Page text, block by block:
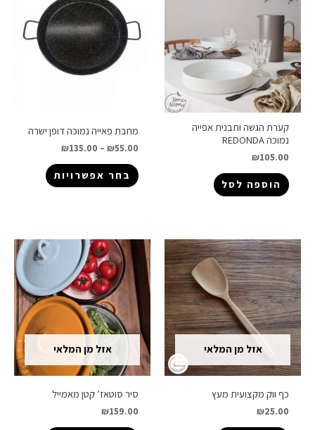
קערת הגשה ותבנית אפייה
נמוכה REDONDA
₪105.00
הוספה לסל
מחבת פאייה נמוכה דופן ישרה
₪55.00
–
₪135.00
בחר אפשרויות
אזל מן המלאי
כף ווק מקצועית מעץ
₪25.00
אזל מן המלאי
סיר סוטאז’ קטן מאמייל
₪159.00